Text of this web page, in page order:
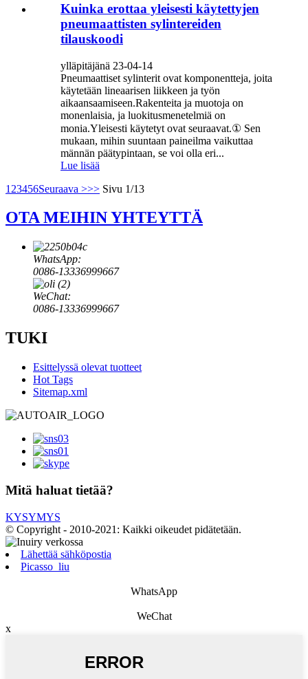
Kuinka erottaa yleisesti käytettyjen
pneumaattisten sylintereiden
tilauskoodi
ylläpitäjänä 23-04-14
Pneumaattiset sylinterit ovat komponentteja, joita
käytetään lineaarisen liikkeen ja työn
aikaansaamiseen.Rakenteita ja muotoja on
monenlaisia, ja luokitusmenetelmiä on
monia.Yleisesti käytetyt ovat seuraavat.① Sen
mukaan, mihin suuntaan paineilma vaikuttaa
männän päätypintaan, se voi olla eri...
Lue lisää
1 23456Seuraava >>> Sivu 1/13
OTA MEIHIN YHTEYTTÄ
WhatsApp:
0086-13336999667
WeChat:
0086-13336999667
TUKI
Esittelyssä olevat tuotteet
Hot Tags
Sitemap.xml
Mitä haluat tietää?
KYSYMYS
© Copyright - 2010-2021: Kaikki oikeudet pidätetään.
Lähettää sähköpostia
Picasso_liu
WhatsApp
WeChat
x